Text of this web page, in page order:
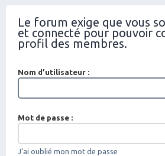
Le forum exige que vous
et connecté pour pouvoir
profil des membres.
Nom d’utilisateur :
Mot de passe :
J’ai oublié mon mot de passe